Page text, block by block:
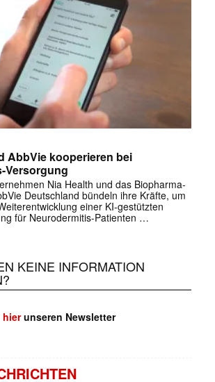
AbbVie kooperieren bei
Versorgung
Nia Health und das Biopharma-
Deutschland bündeln ihre Kräfte, um
einer KI-gestützten
für Neurodermitis-Patienten …
KEINE INFORMATION
hierunseren Newsletter